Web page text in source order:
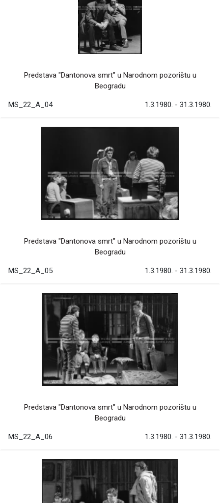
Predstava "Dantonova smrt" u Narodnom pozorištu u
Beogradu
MS_22_A_04 1.3.1980. - 31.3.1980.
Predstava "Dantonova smrt" u Narodnom pozorištu u
Beogradu
MS_22_A_05 1.3.1980. - 31.3.1980.
Predstava "Dantonova smrt" u Narodnom pozorištu u
Beogradu
MS_22_A_06 1.3.1980. - 31.3.1980.